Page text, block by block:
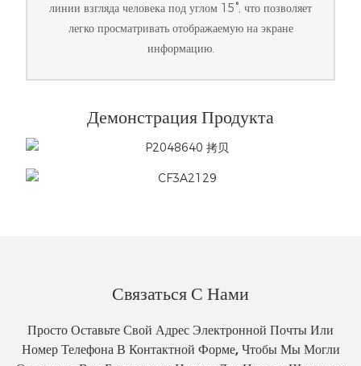
линии взгляда человека под углом 15°, что позволяет
легко просматривать отображаемую на экране
информацию.
Демонстрация Продукта
Связаться С Нами
Просто Оставьте Свой Адрес Электронной Почты Или
Номер Телефона В Контактной Форме, Чтобы Мы Могли